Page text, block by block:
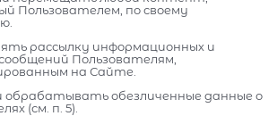
Пользователем, по своему
рассылку информационных и
Пользователям,
на Сайте.
обрабатывать обезличенные данные о
(см. п. 5).